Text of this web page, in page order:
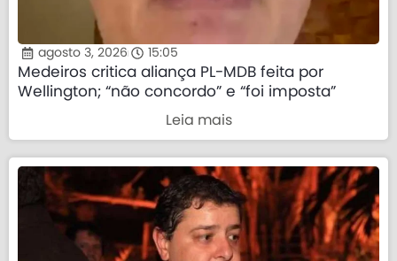
agosto 3, 2026 15:05
Medeiros critica aliança PL-MDB feita por
Wellington; “não concordo” e “foi imposta”
Leia mais